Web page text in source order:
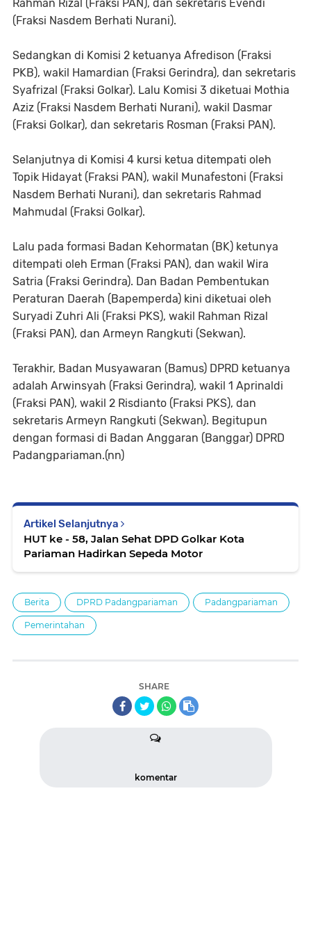
Rahman Rizal (Fraksi PAN), dan sekretaris Evendi
(Fraksi Nasdem Berhati Nurani).
Sedangkan di Komisi 2 ketuanya Afredison (Fraksi
PKB), wakil Hamardian (Fraksi Gerindra), dan sekretaris
Syafrizal (Fraksi Golkar). Lalu Komisi 3 diketuai Mothia
Aziz (Fraksi Nasdem Berhati Nurani), wakil Dasmar
(Fraksi Golkar), dan sekretaris Rosman (Fraksi PAN).
Selanjutnya di Komisi 4 kursi ketua ditempati oleh
Topik Hidayat (Fraksi PAN), wakil Munafestoni (Fraksi
Nasdem Berhati Nurani), dan sekretaris Rahmad
Mahmudal (Fraksi Golkar).
Lalu pada formasi Badan Kehormatan (BK) ketunya
ditempati oleh Erman (Fraksi PAN), dan wakil Wira
Satria (Fraksi Gerindra). Dan Badan Pembentukan
Peraturan Daerah (Bapemperda) kini diketuai oleh
Suryadi Zuhri Ali (Fraksi PKS), wakil Rahman Rizal
(Fraksi PAN), dan Armeyn Rangkuti (Sekwan).
Terakhir, Badan Musyawaran (Bamus) DPRD ketuanya
adalah Arwinsyah (Fraksi Gerindra), wakil 1 Aprinaldi
(Fraksi PAN), wakil 2 Risdianto (Fraksi PKS), dan
sekretaris Armeyn Rangkuti (Sekwan). Begitupun
dengan formasi di Badan Anggaran (Banggar) DPRD
Padangpariaman.(nn)
Artikel Selanjutnya
HUT ke - 58, Jalan Sehat DPD Golkar Kota
Pariaman Hadirkan Sepeda Motor
Berita DPRD Padangpariaman Padangpariaman
Pemerintahan
SHARE
komentar